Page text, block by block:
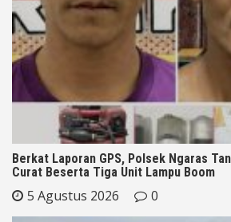
Berkat Laporan GPS, Polsek Ngaras
Curat Beserta Tiga Unit Lampu Boom
5 Agustus 2026 0